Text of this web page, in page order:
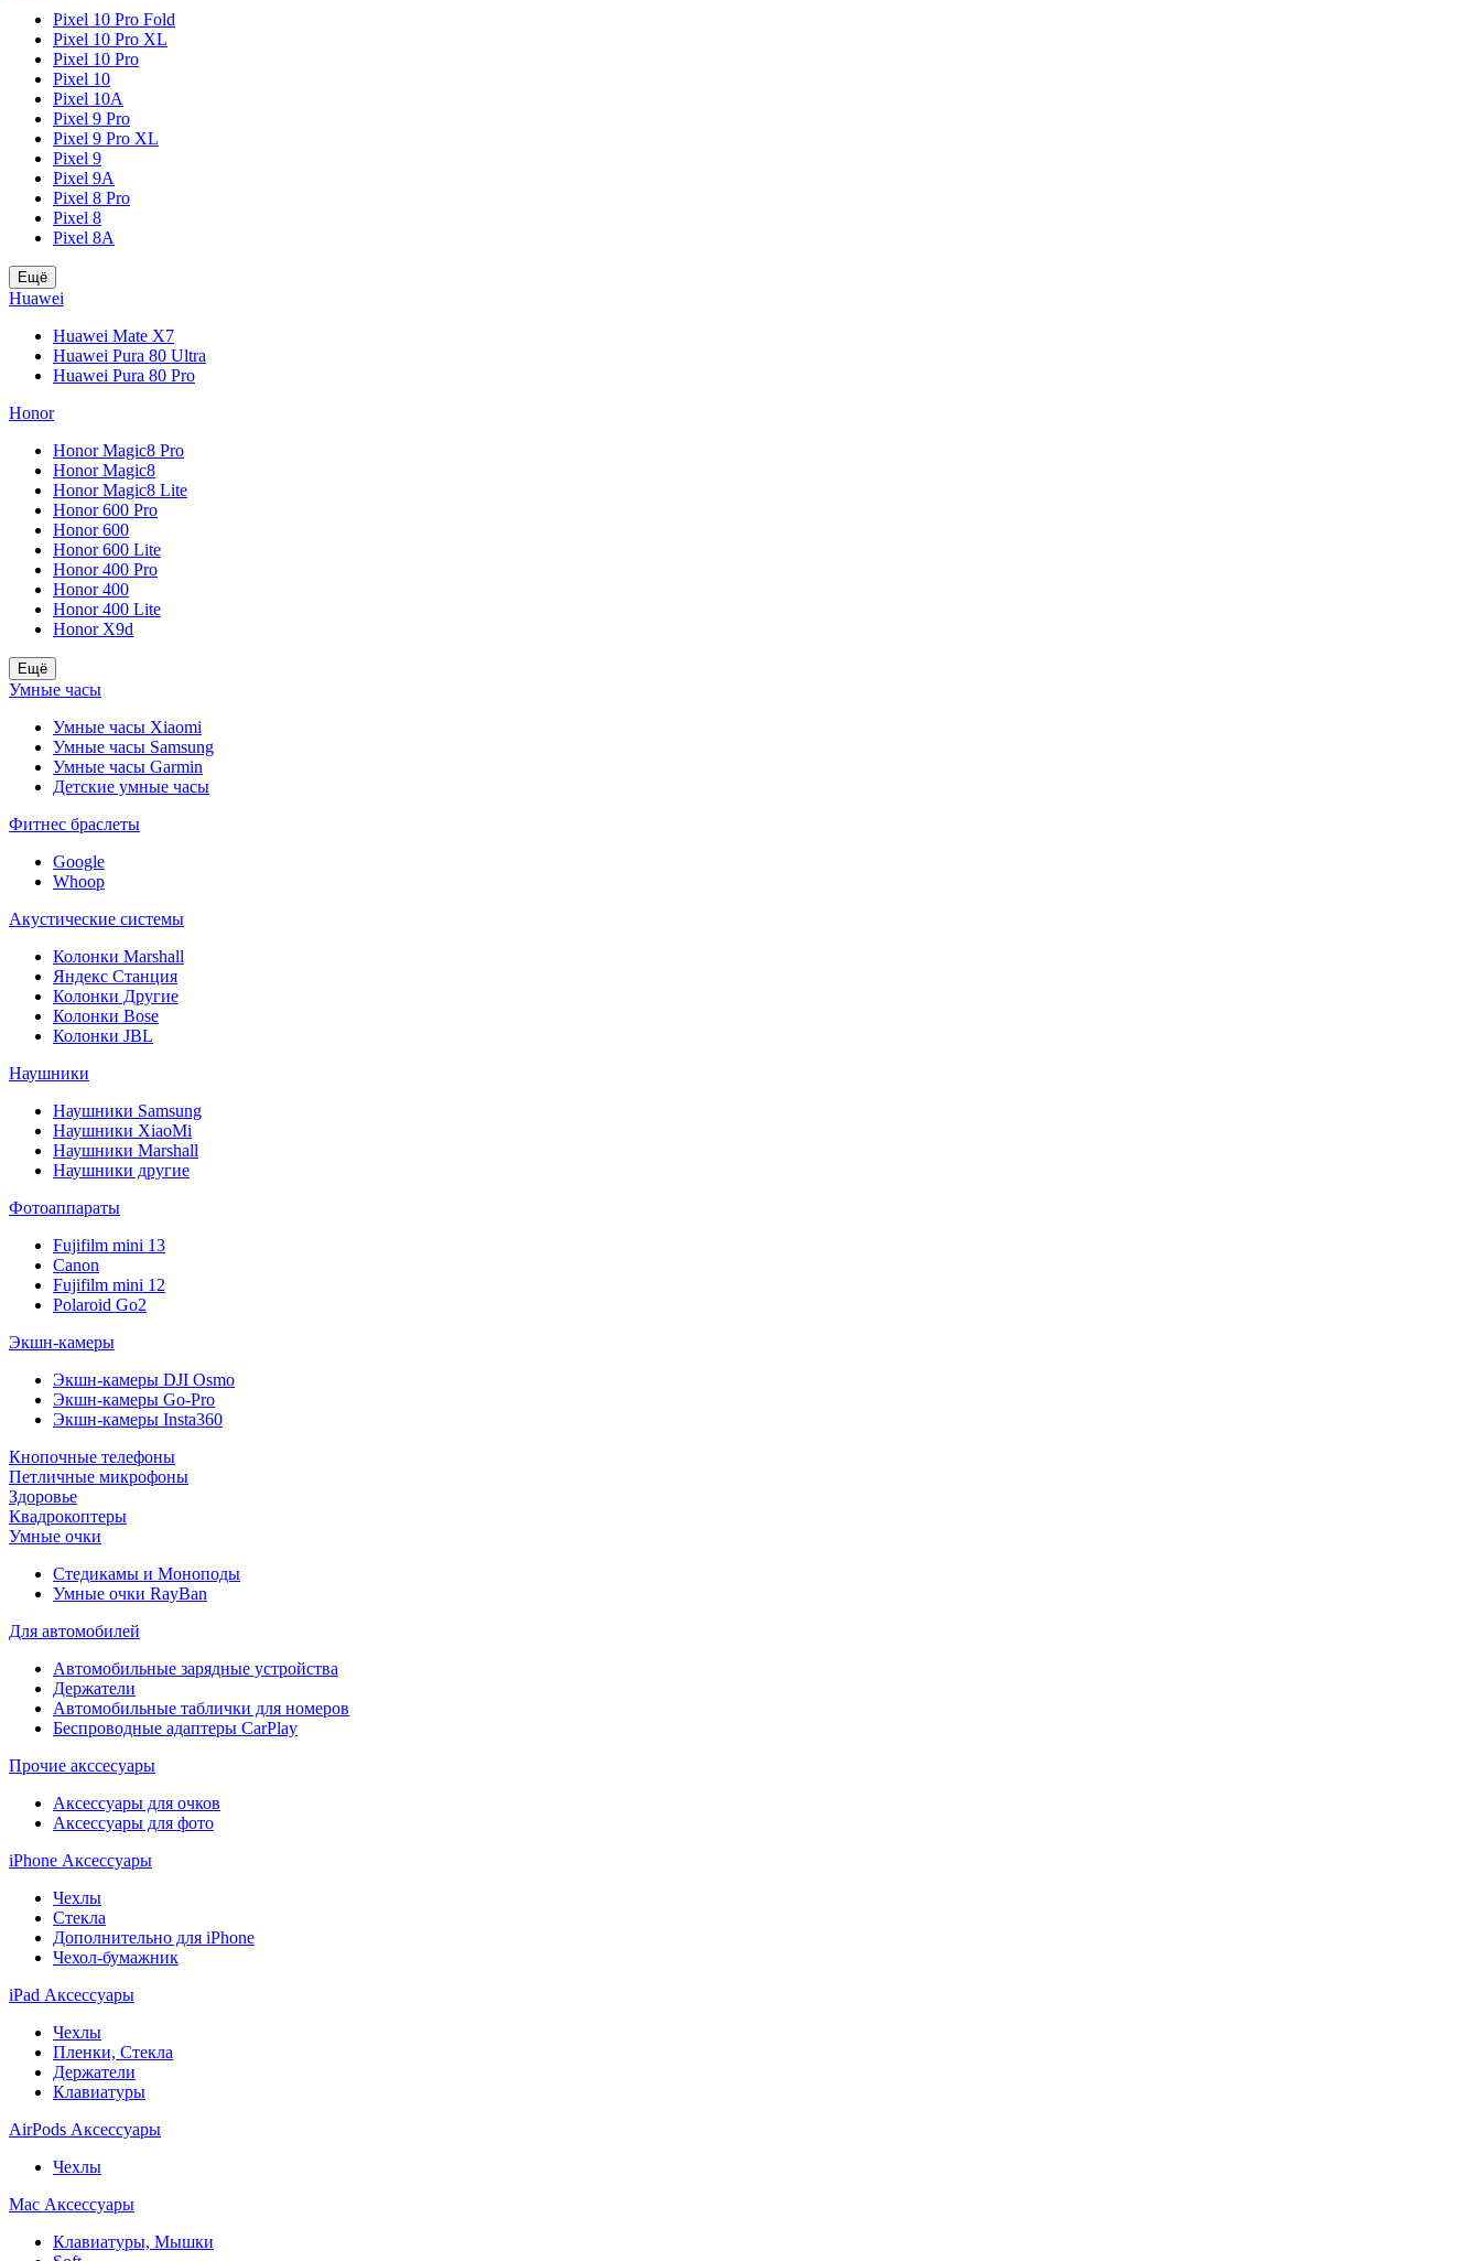
Pixel 10 Pro Fold
Pixel 10 Pro XL
Pixel 10 Pro
Pixel 10
Pixel 10A
Pixel 9 Pro
Pixel 9 Pro XL
Pixel 9
Pixel 9A
Pixel 8 Pro
Pixel 8
Pixel 8A
Ещё
Huawei
Huawei Mate X7
Huawei Pura 80 Ultra
Huawei Pura 80 Pro
Honor
Honor Magic8 Pro
Honor Magic8
Honor Magic8 Lite
Honor 600 Pro
Honor 600
Honor 600 Lite
Honor 400 Pro
Honor 400
Honor 400 Lite
Honor X9d
Ещё
Умные часы
Умные часы Xiaomi
Умные часы Samsung
Умные часы Garmin
Детские умные часы
Фитнес браслеты
Google
Whoop
Акустические системы
Колонки Marshall
Яндекс Станция
Колонки Другие
Колонки Bose
Колонки JBL
Наушники
Наушники Samsung
Наушники XiaoMi
Наушники Marshall
Наушники другие
Фотоаппараты
Fujifilm mini 13
Canon
Fujifilm mini 12
Polaroid Go2
Экшн-камеры
Экшн-камеры DJI Osmo
Экшн-камеры Go-Pro
Экшн-камеры Insta360
Кнопочные телефоны
Петличные микрофоны
Здоровье
Квадрокоптеры
Умные очки
Стедикамы и Моноподы
Умные очки RayBan
Для автомобилей
Автомобильные зарядные устройства
Держатели
Автомобильные таблички для номеров
Беспроводные адаптеры CarPlay
Прочие акссесуары
Аксессуары для очков
Аксессуары для фото
iPhone Аксессуары
Чехлы
Стекла
Дополнительно для iPhone
Чехол-бумажник
iPad Аксессуары
Чехлы
Пленки, Стекла
Держатели
Клавиатуры
AirPods Аксессуары
Чехлы
Mac Аксессуары
Клавиатуры, Мышки